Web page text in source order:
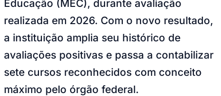
NBA
Fórmula 1
Tênis (ATP)
NHL
Vôlei
NBB
Educação (MEC), durante avaliação
realizada em 2026. Com o novo resultado,
a instituição amplia seu histórico de
avaliações positivas e passa a contabilizar
sete cursos reconhecidos com conceito
máximo pelo órgão federal.